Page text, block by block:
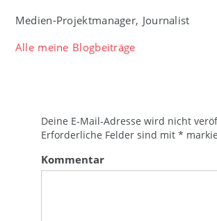
Medien-Projektmanager, Journalist
Alle meine Blogbeiträge
Deine E-Mail-Adresse wird nicht
Erforderliche Felder sind mit*
Kommentar